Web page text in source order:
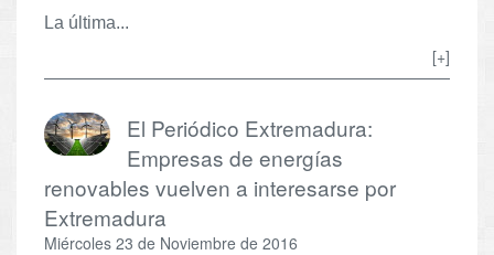
La última...
[+]
El Periódico Extremadura:
Empresas de energías
renovables vuelven a interesarse por
Extremadura
Miércoles 23 de Noviembre de 2016